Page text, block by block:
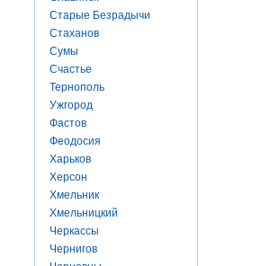
Старые Безрадычи
Стаханов
Сумы
Счастье
Тернополь
Ужгород
Фастов
Феодосия
Харьков
Херсон
Хмельник
Хмельницкий
Черкассы
Чернигов